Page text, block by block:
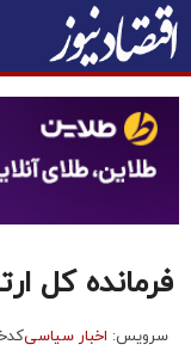
فرمانده کل
سرویس: اخبار سیاسیکدخبر: